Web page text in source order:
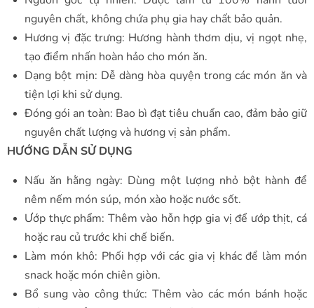
nguyên chất, không chứa phụ gia hay chất bảo quản.
Hương vị đặc trưng: Hương hành thơm dịu, vị ngọt nhẹ,
tạo điểm nhấn hoàn hảo cho món ăn.
Dạng bột mịn: Dễ dàng hòa quyện trong các món ăn và
tiện lợi khi sử dụng.
Đóng gói an toàn: Bao bì đạt tiêu chuẩn cao, đảm bảo giữ
nguyên chất lượng và hương vị sản phẩm.
HƯỚNG DẪN SỬ DỤNG
Nấu ăn hằng ngày: Dùng một lượng nhỏ bột hành để
nêm nếm món súp, món xào hoặc nước sốt.
Ướp thực phẩm: Thêm vào hỗn hợp gia vị để ướp thịt, cá
hoặc rau củ trước khi chế biến.
Làm món khô: Phối hợp với các gia vị khác để làm món
snack hoặc món chiên giòn.
Bổ sung vào công thức: Thêm vào các món bánh hoặc